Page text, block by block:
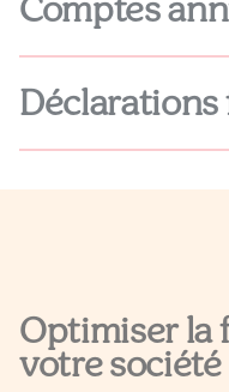
En
Déclarations
Optimiser la
votre société